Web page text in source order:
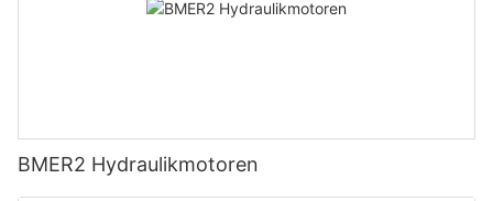
BMER2 Hydraulikmotoren